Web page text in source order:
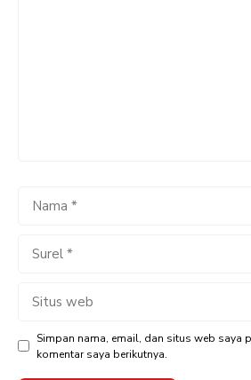
Simpan nama, email, dan situs web saya
komentar saya berikutnya.